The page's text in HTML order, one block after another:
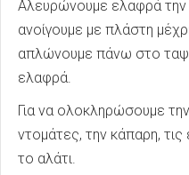
Αλευρώνουμε ελαφρά την
ανοίγουμε με πλάστη
απλώνουμε πάνω στο
ελαφρά.
Για να ολοκληρώσουμε
ντομάτες, την κάπαρη, τις
το αλάτι.